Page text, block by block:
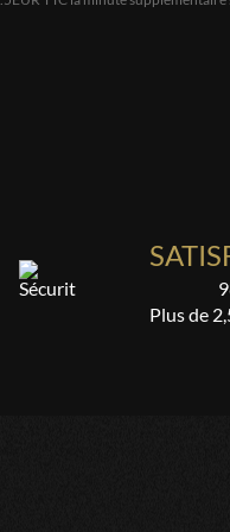
qui exprime les moments
Plus de